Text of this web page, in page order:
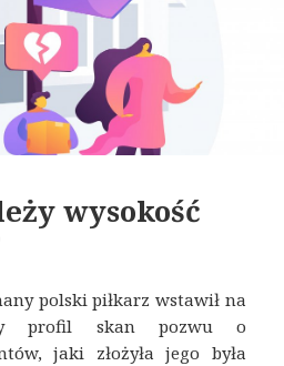
wysokość
polski piłkarz wstawił na
profil skan pozwu o
jaki złożyła jego była